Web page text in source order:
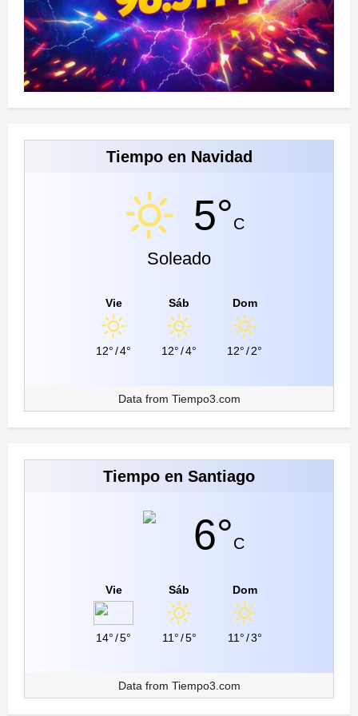
Tiempo en Navidad
5°C
Soleado
Vie
12°/4°
Sáb
12°/4°
Dom
12°/2°
Data from Tiempo3.com
Tiempo en Santiago
6°C
Vie
14°/5°
Sáb
11°/5°
Dom
11°/3°
Data from Tiempo3.com